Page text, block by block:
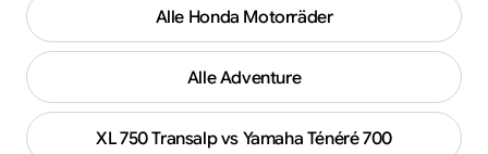
AlleHondaMotorräder
AlleAdventure
XL 750 Transalp vs Yamaha Ténéré 700